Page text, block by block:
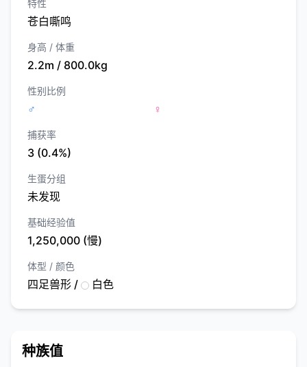
特性
苍白嘶鸣
身高 / 体重
2.2m / 800.0kg
性别比例
♂ ♀
捕获率
3 (0.4%)
生蛋分组
未发现
基础经验值
1,250,000 (慢)
体型 / 颜色
四足兽形 / 白色
种族值